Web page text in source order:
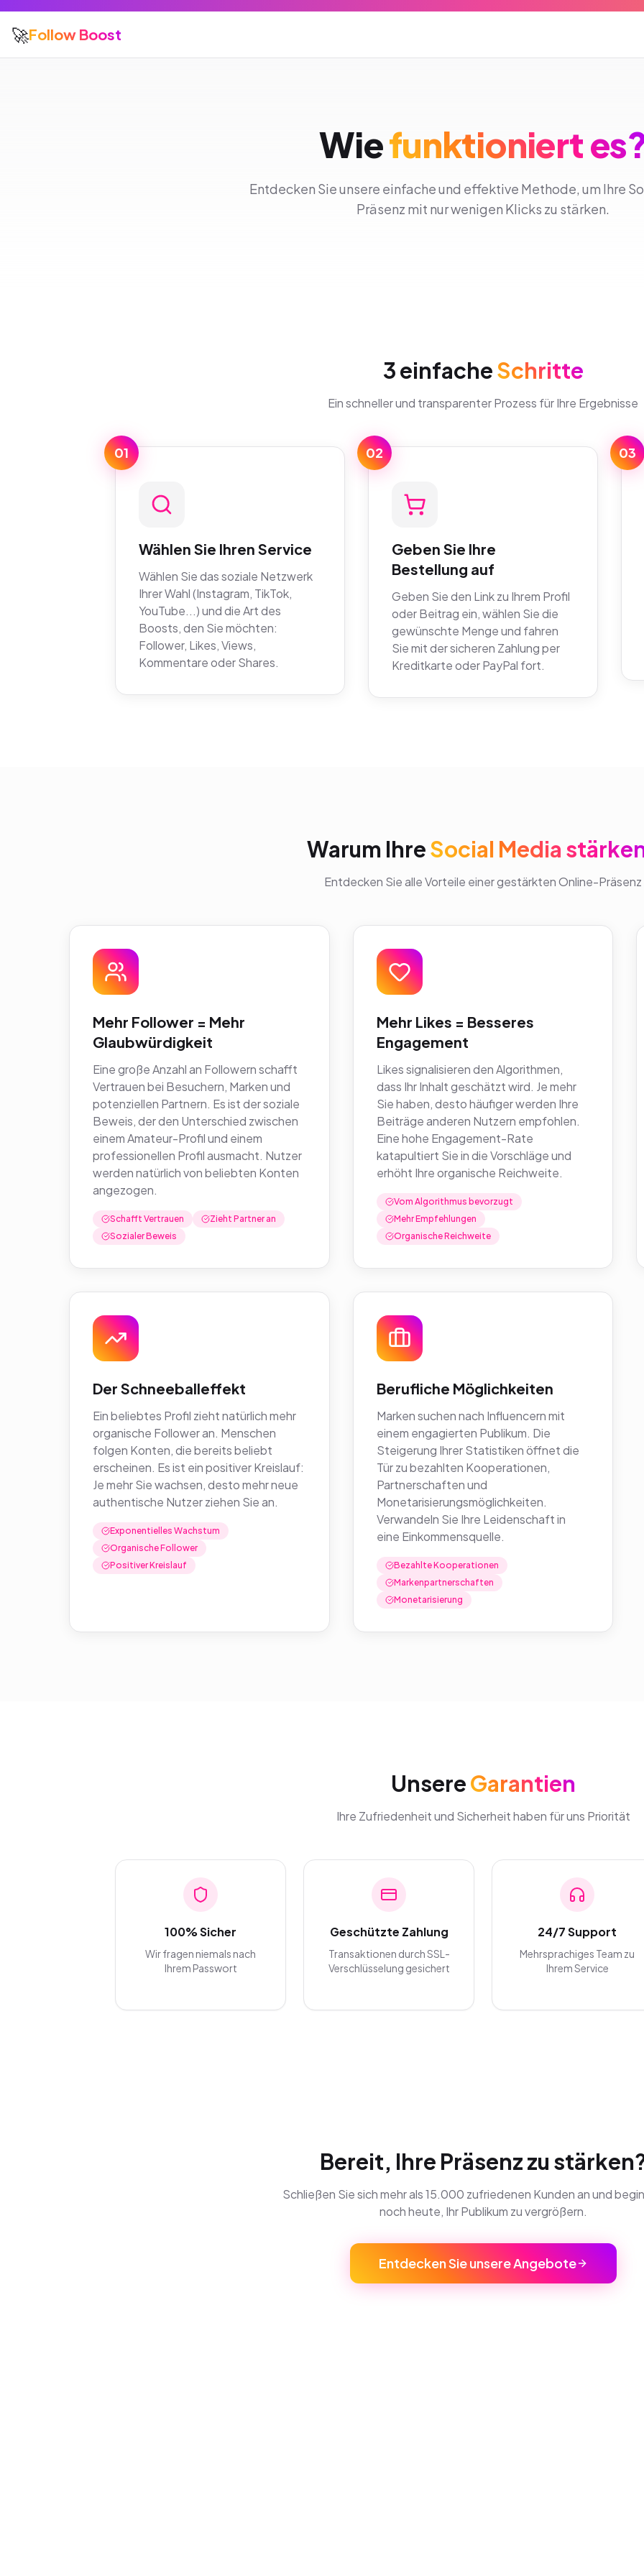
🚀Follow Boost
Wiefunktioniert
Entdecken Sie unsere einfache und effektive Methode, um Ihre
Präsenz mit nur wenigen Klicks zu stärken.
3 einfacheSchritte
Ein schneller und transparenter Prozess für Ihre Ergebnisse
01
Wählen Sie Ihren Service
Wählen Sie das soziale Netzwerk
Ihrer Wahl (Instagram, TikTok,
YouTube...) und die Art des
Boosts, den Sie möchten:
Follower, Likes, Views,
Kommentare oder Shares.
02
Geben Sie Ihre
Bestellung auf
Geben Sie den Link zu Ihrem Profil
oder Beitrag ein, wählen Sie die
gewünschte Menge und fahren
Sie mit der sicheren Zahlung per
Kreditkarte oder PayPal fort.
03
Warum IhreSocial Media
Entdecken Sie alle Vorteile einer gestärkten Online-Präsenz
Mehr Follower = Mehr
Glaubwürdigkeit
Eine große Anzahl an Followern schafft
Vertrauen bei Besuchern, Marken und
potenziellen Partnern. Es ist der soziale
Beweis, der den Unterschied zwischen
einem Amateur-Profil und einem
professionellen Profil ausmacht. Nutzer
werden natürlich von beliebten Konten
angezogen.
Schafft Vertrauen
Zieht Partner an
Sozialer Beweis
Mehr Likes = Besseres
Engagement
Likes signalisieren den Algorithmen,
dass Ihr Inhalt geschätzt wird. Je mehr
Sie haben, desto häufiger werden Ihre
Beiträge anderen Nutzern empfohlen.
Eine hohe Engagement-Rate
katapultiert Sie in die Vorschläge und
erhöht Ihre organische Reichweite.
Vom Algorithmus bevorzugt
Mehr Empfehlungen
Organische Reichweite
Der Schneeballeffekt
Ein beliebtes Profil zieht natürlich mehr
organische Follower an. Menschen
folgen Konten, die bereits beliebt
erscheinen. Es ist ein positiver Kreislauf:
Je mehr Sie wachsen, desto mehr neue
authentische Nutzer ziehen Sie an.
Exponentielles Wachstum
Organische Follower
Positiver Kreislauf
Berufliche Möglichkeiten
Marken suchen nach Influencern mit
einem engagierten Publikum. Die
Steigerung Ihrer Statistiken öffnet die
Tür zu bezahlten Kooperationen,
Partnerschaften und
Monetarisierungsmöglichkeiten.
Verwandeln Sie Ihre Leidenschaft in
eine Einkommensquelle.
Bezahlte Kooperationen
Markenpartnerschaften
Monetarisierung
UnsereGarantien
Ihre Zufriedenheit und Sicherheit haben für uns Priorität
100% Sicher
Wir fragen niemals nach
Ihrem Passwort
Geschützte Zahlung
Transaktionen durch SSL-
Verschlüsselung gesichert
24/7 Support
Mehrsprachiges Team zu
Ihrem Service
Bereit, Ihre Präsenz zu
Schließen Sie sich mehr als 15.000 zufriedenen Kunden an und
noch heute, Ihr Publikum zu vergrößern.
Entdecken Sie unsere Angebote